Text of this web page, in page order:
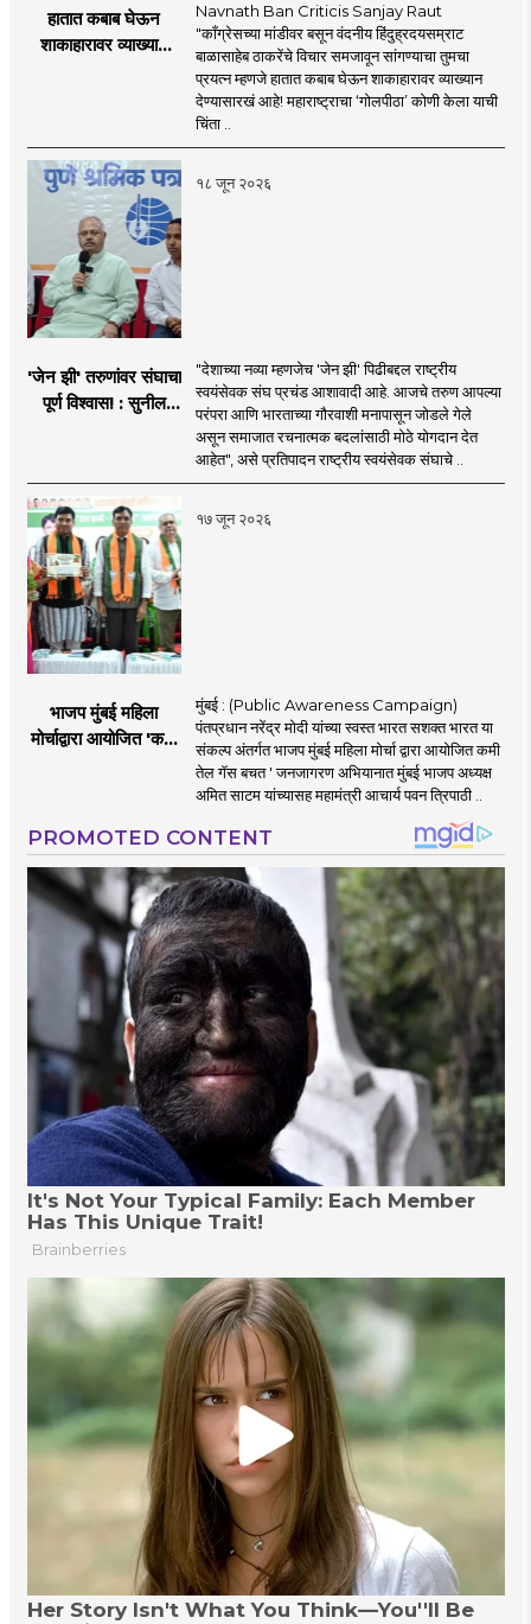
हातात कबाब घेऊन
शाकाहारावर व्याख्यान
Navnath Ban Criticis Sanjay Raut
"काँग्रेसच्या मांडीवर बसून वंदनीय हिंदुह्रदयसम्राट
बाळासाहेब ठाकरेंचे विचार समजावून सांगण्याचा तुमचा
प्रयत्न म्हणजे हातात कबाब घेऊन शाकाहारावर व्याख्यान
देण्यासारखं आहे! महाराष्ट्राचा ‘गोलपीठा’ कोणी केला याची
चिंता ..
१८ जून २०२६
'जेन झी' तरुणांवर संघाचा
पूर्ण विश्वास! : सुनील
"देशाच्या नव्या म्हणजेच 'जेन झी' पिढीबद्दल राष्ट्रीय
स्वयंसेवक संघ प्रचंड आशावादी आहे. आजचे तरुण आपल्या
परंपरा आणि भारताच्या गौरवाशी मनापासून जोडले गेले
असून समाजात रचनात्मक बदलांसाठी मोठे योगदान देत
आहेत", असे प्रतिपादन राष्ट्रीय स्वयंसेवक संघाचे ..
१७ जून २०२६
भाजप मुंबई महिला
मोर्चाद्वारा आयोजित 'कमी
मुंबई : (Public Awareness Campaign)
पंतप्रधान नरेंद्र मोदी यांच्या स्वस्त भारत सशक्त भारत या
संकल्प अंतर्गत भाजप मुंबई महिला मोर्चा द्वारा आयोजित कमी
तेल गॅस बचत ' जनजागरण अभियानात मुंबई भाजप अध्यक्ष
अमित साटम यांच्यासह महामंत्री आचार्य पवन त्रिपाठी ..